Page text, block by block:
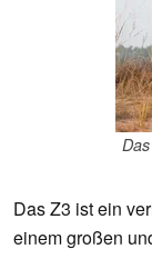
Das Z3 ist ein
einem großen